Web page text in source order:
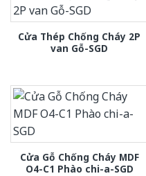
Cửa Thép Chống Cháy 2P
van Gỗ-SGD
Cửa Gỗ Chống Cháy MDF
O4-C1 Phào chi-a-SGD